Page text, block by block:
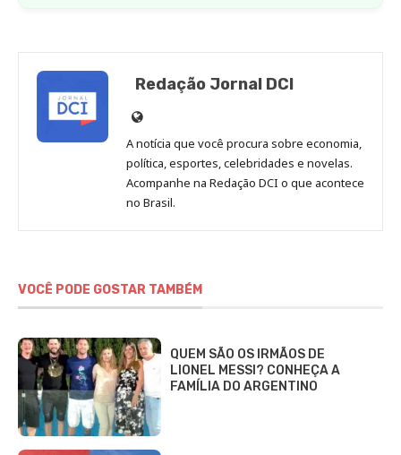
Redação Jornal DCI
Site
de
Redação
Jornal
DCI
A notícia que você procura sobre economia,
política, esportes, celebridades e novelas.
Acompanhe na Redação DCI o que acontece
no Brasil.
VOCÊ PODE GOSTAR TAMBÉM
QUEM SÃO OS IRMÃOS DE
LIONEL MESSI? CONHEÇA A
FAMÍLIA DO ARGENTINO